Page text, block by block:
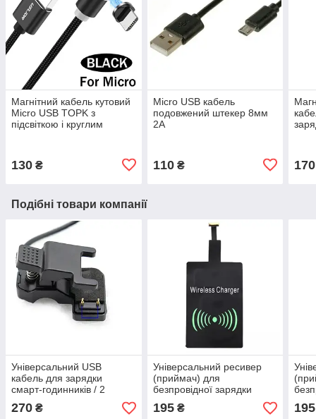
Магнітний кабель кутовий
Micro USB TOPK з
підсвіткою і круглим
130 ₴
Micro USB кабель
подовжений штекер 8мм
2А
110₴ 170
Подібні товари компанії
Універсальний USB
кабель для зарядки
смарт-годинників / 2
контакта 7 мм. / 30 см. /
Чорний
270 ₴
Універсальний ресивер
(приймач) для
безпровідної зарядки
Micro USB (тип B) Чорний
195₴ 195